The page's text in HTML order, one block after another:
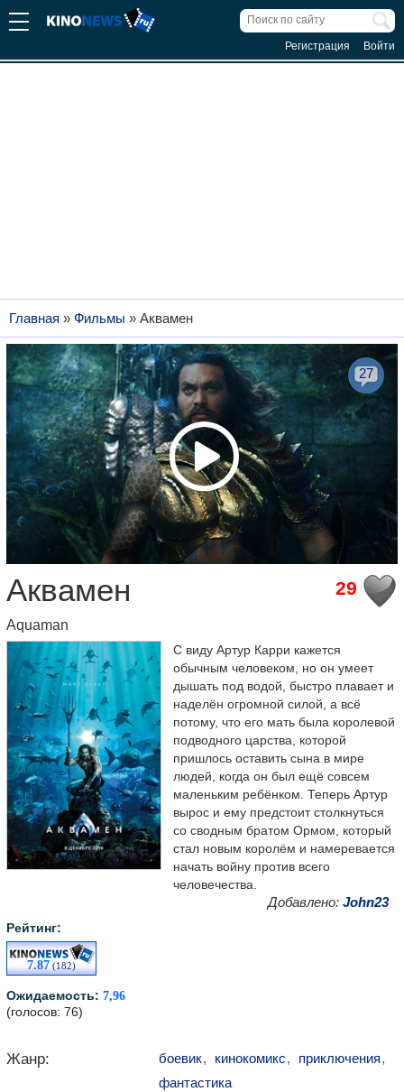
Регистрация Войти
Главная » Фильмы » Аквамен
27
29
Аквамен
Aquaman
Рейтинг:
7.87 (182)
Ожидаемость: 7,96
(голосов: 76)
С виду Артур Карри кажется
обычным человеком, но он умеет
дышать под водой, быстро плавает и
наделён огромной силой, а всё
потому, что его мать была королевой
подводного царства, которой
пришлось оставить сына в мире
людей, когда он был ещё совсем
маленьким ребёнком. Теперь Артур
вырос и ему предстоит столкнуться
со сводным братом Ормом, который
стал новым королём и намеревается
начать войну против всего
человечества.
Добавлено: John23
Жанр: боевик, кинокомикс, приключения,
фантастика